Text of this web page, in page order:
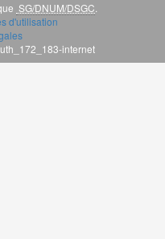
SG/DNUM/DSGC.
d'utilisation
internet